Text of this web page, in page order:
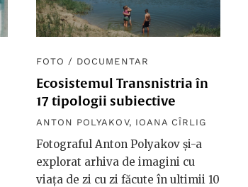
FOTO / DOCUMENTAR
Ecosistemul Transnistria în
17 tipologii subiective
ANTON POLYAKOV, IOANA CÎRLIG
Fotograful Anton Polyakov și-a
explorat arhiva de imagini cu
viața de zi cu zi făcute în ultimii 10